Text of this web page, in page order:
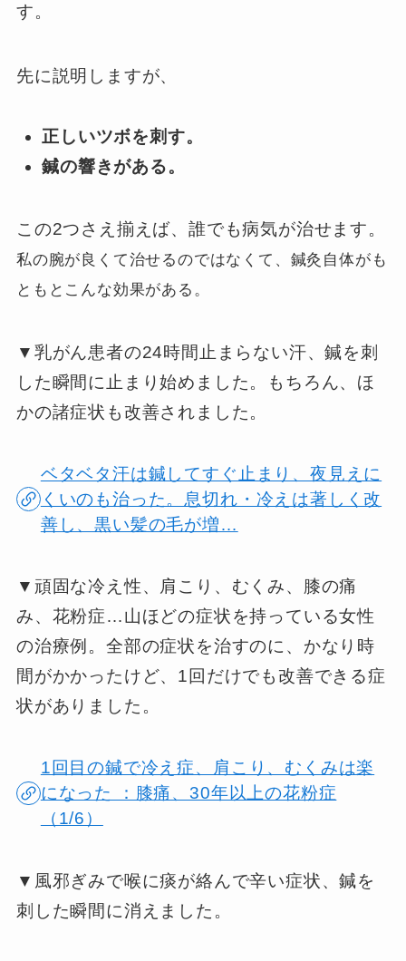
す。
先に説明しますが、
正しいツボを刺す。
鍼の響きがある。
この2つさえ揃えば、誰でも病気が治せます。
私の腕が良くて治せるのではなくて、鍼灸自体がも
ともとこんな効果がある。
▼乳がん患者の24時間止まらない汗、鍼を刺
した瞬間に止まり始めました。もちろん、ほ
かの諸症状も改善されました。
ベタベタ汗は鍼してすぐ止まり、夜見えに
くいのも治った。息切れ・冷えは著しく改
善し、黒い髪の毛が増…
▼頑固な冷え性、肩こり、むくみ、膝の痛
み、花粉症…山ほどの症状を持っている女性
の治療例。全部の症状を治すのに、かなり時
間がかかったけど、1回だけでも改善できる症
状がありました。
1回目の鍼で冷え症、肩こり、むくみは楽
になった ：膝痛、30年以上の花粉症
（1/6）
▼風邪ぎみで喉に痰が絡んで辛い症状、鍼を
刺した瞬間に消えました。